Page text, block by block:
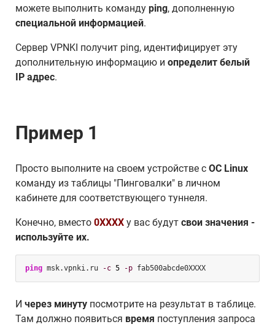
можете выполнить команду ping, дополненную
специальной информацией.
Сервер VPNKI получит ping, идентифицирует эту
дополнительную информацию и определит белый
IP адрес.
Пример 1
Просто выполните на своем устройстве с ОС Linux
команду из таблицы "Пинговалки" в личном
кабинете для соответствующего туннеля.
Конечно, вместо 0XXXX у вас будут свои значения -
используйте их.
ping msk.vpnki.ru -c 5 -p fab500abcde0XXXX
И через минуту посмотрите на результат в таблице.
Там должно появиться время поступления запроса